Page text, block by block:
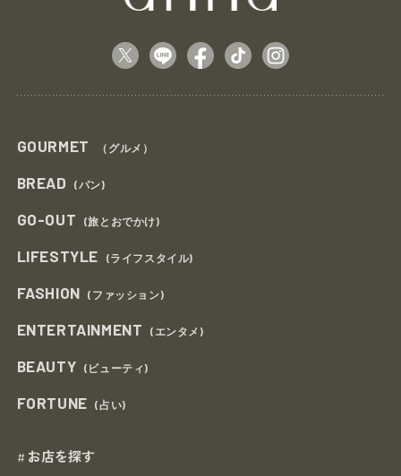
GOURMET （グルメ）
BREAD (パン)
GO-OUT (旅とおでかけ)
LIFESTYLE (ライフスタイル)
FASHION (ファッション)
ENTERTAINMENT (エンタメ)
BEAUTY (ビューティ)
FORTUNE (占い)
# お店を探す